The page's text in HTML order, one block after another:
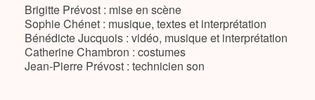
Brigitte Prévost : mise en scène
Sophie Chénet : musique, textes et interprétation
Bénédicte Jucquois : vidéo, musique et interprétation
Catherine Chambron : costumes
Jean-Pierre Prévost : technicien son